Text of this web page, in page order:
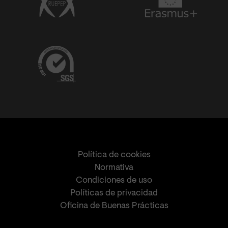
Política de cookies
Normativa
Condiciones de uso
Políticas de privacidad
Oficina de Buenas Prácticas